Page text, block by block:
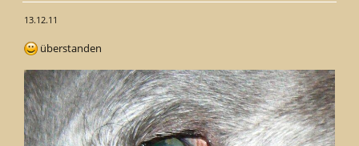
13.12.11
überstanden